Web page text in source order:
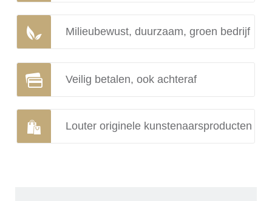
Milieubewust, duurzaam, groen bedrijf
Veilig betalen, ook achteraf
Louter originele kunstenaarsproducten